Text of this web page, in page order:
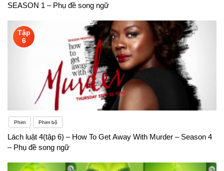
SEASON 1 – Phụ đề song ngữ
Tập
6
Phim Phim bộ
Lách luật 4(tập 6) – How To Get Away With Murder – Season 4
– Phụ đề song ngữ